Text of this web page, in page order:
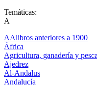
Temáticas:
A
AAlibros anteriores a 1900
África
Agricultura, ganadería y pesca
Ajedrez
Al-Andalus
Andalucía